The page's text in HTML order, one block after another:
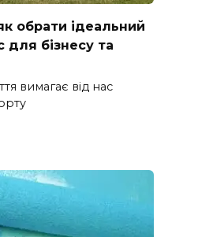
обрати ідеальний
для бізнесу та
вимагає від нас